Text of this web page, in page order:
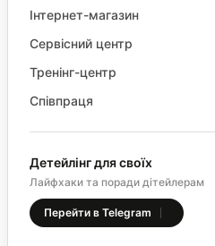
Інтернет-магазин
Сервісний центр
Тренінг-центр
Співпраця
Детейлінг для своїх
Лайфхаки та поради дітейлерам
Перейти в Telegram